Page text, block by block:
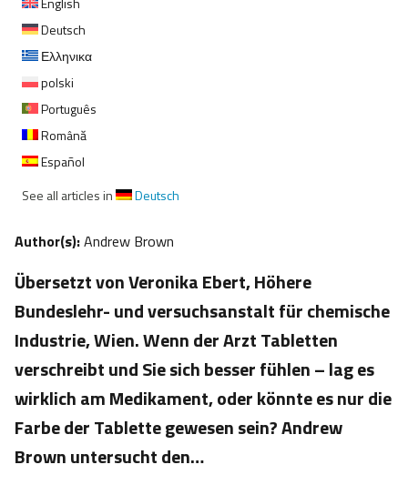
Deutsch
Ελληνικα
polski
Português
Română
Español
See all articles in
Deutsch
Author(s):Andrew Brown
Übersetzt von Veronika Ebert, Höhere
Bundeslehr- und versuchsanstalt für chemische
Industrie, Wien. Wenn der Arzt Tabletten
verschreibt und Sie sich besser fühlen – lag es
wirklich am Medikament, oder könnte es nur die
Farbe der Tablette gewesen sein? Andrew
Brown untersucht den…